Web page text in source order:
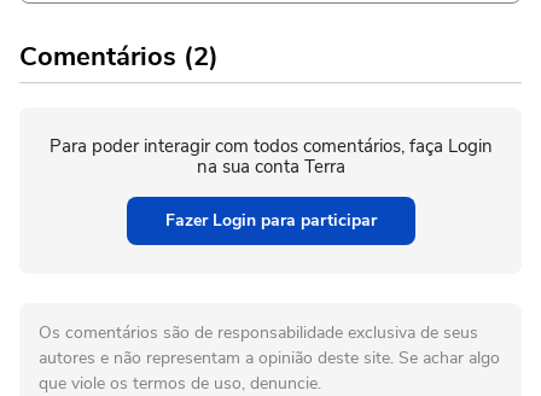
Comentários (2)
Para poder interagir com todos comentários, faça Login
na sua conta Terra
Fazer Login para participar
Os comentários são de responsabilidade exclusiva de seus
autores e não representam a opinião deste site. Se achar algo
que viole os termos de uso, denuncie.